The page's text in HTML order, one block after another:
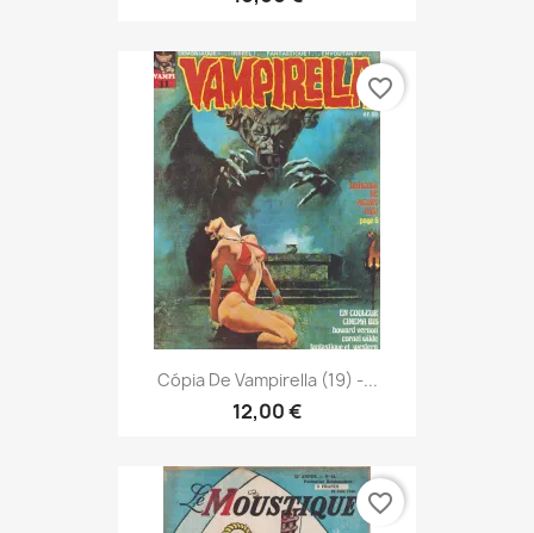
Cópia De Vampirella (19) -...
12,00 €
favorite_border
favorite_border